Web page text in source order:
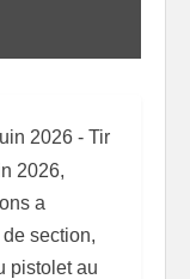
2026 - Tir
2026,
a
section,
pistolet au